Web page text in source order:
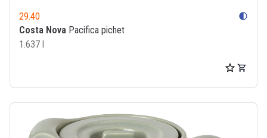
29.40 contrast
Costa Nova Pacifica pichet
1.637 l